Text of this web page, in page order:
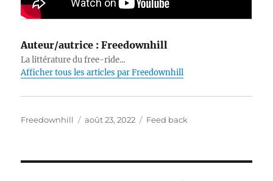
Auteur/autrice : Freedownhill
La littérature du free-ride...
Afficher tous les articles par Freedownhill
Auteur
Freedownhill
Publié
août 23, 2022 Catégories
Feed back